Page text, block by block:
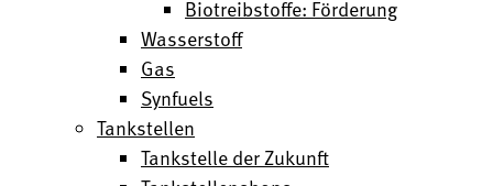
Biotreibstoffe: Förderung
Wasserstoff
Gas
Synfuels
Tankstellen
Tankstelle der Zukunft